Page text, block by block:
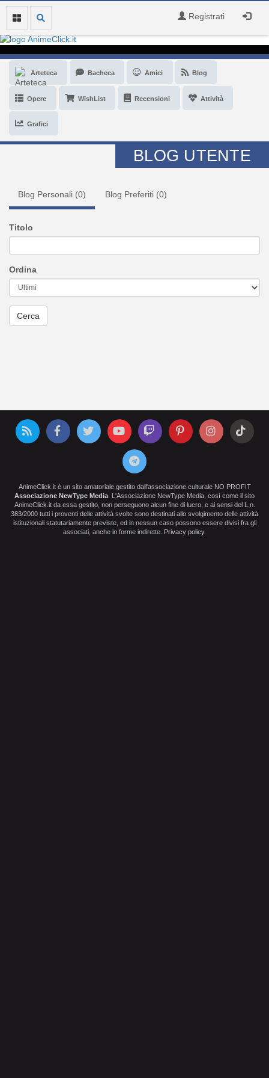
Registrati
Arteteca Bacheca Amici Blog
Opere WishList Recensioni Attività
Grafici
BLOG UTENTE
Blog Personali (0) Blog Preferiti (0)
Titolo
Ordina
AnimeClick.it è un sito amatoriale gestito dall'associazione culturale NO PROFIT
Associazione NewType Media . L'Associazione NewType Media, così come il sito
AnimeClick.it da essa gestito, non perseguono alcun fine di lucro, e ai sensi del L.n.
383/2000 tutti i proventi delle attività svolte sono destinati allo svolgimento delle attività
istituzionali statutariamente previste, ed in nessun caso possono essere divisi fra gli
associati, anche in forme indirette.
Privacy policy.